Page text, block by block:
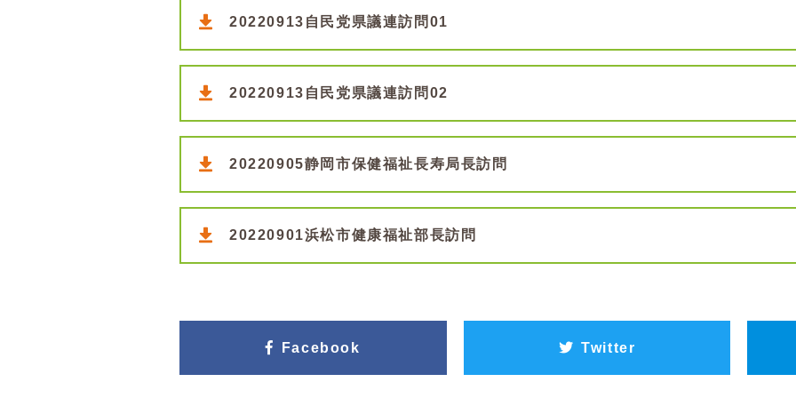
20220913自民党県議連訪問01
20220913自民党県議連訪問02
20220905静岡市保健福祉長寿局長訪問
20220901浜松市健康福祉部長訪問
Facebook Twitter